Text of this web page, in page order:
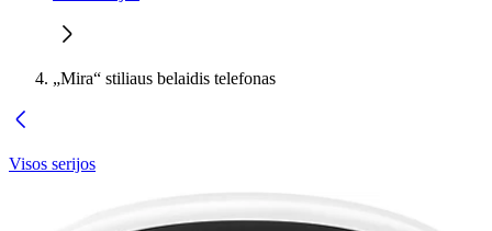
„Mira“ stiliaus belaidis telefonas
Visos serijos